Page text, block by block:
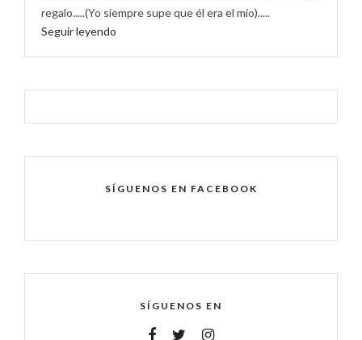
regalo.....(Yo siempre supe que él era el mío).....
Seguir leyendo
SÍGUENOS EN FACEBOOK
SÍGUENOS EN